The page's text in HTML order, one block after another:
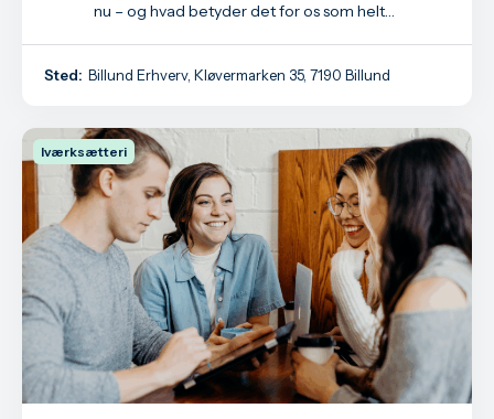
nu – og hvad betyder det for os som helt
Sted: Billund Erhverv, Kløvermarken 35, 7190 Billund
Iværksætteri